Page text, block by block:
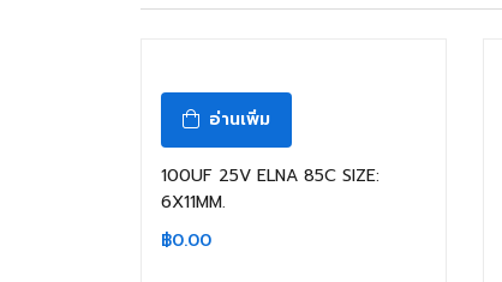
อ่านเพิ่ม
100UF 25V ELNA 85C SIZE:
6X11MM.
฿0.00